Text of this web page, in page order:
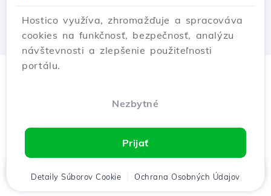
Hostico využíva, zhromažďuje a spracováva
cookies na funkčnosť, bezpečnosť, analýzu
návštevnosti a zlepšenie použiteľnosti
portálu.
Nezbytné
Prijať
Detaily Súborov Cookie Ochrana Osobných Údajov
Domov Klient Košík Chat Menu